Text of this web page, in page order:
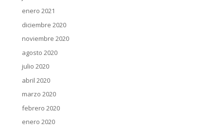
enero 2021
diciembre 2020
noviembre 2020
agosto 2020
julio 2020
abril 2020
marzo 2020
febrero 2020
enero 2020